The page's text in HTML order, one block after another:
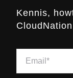
Kennis,